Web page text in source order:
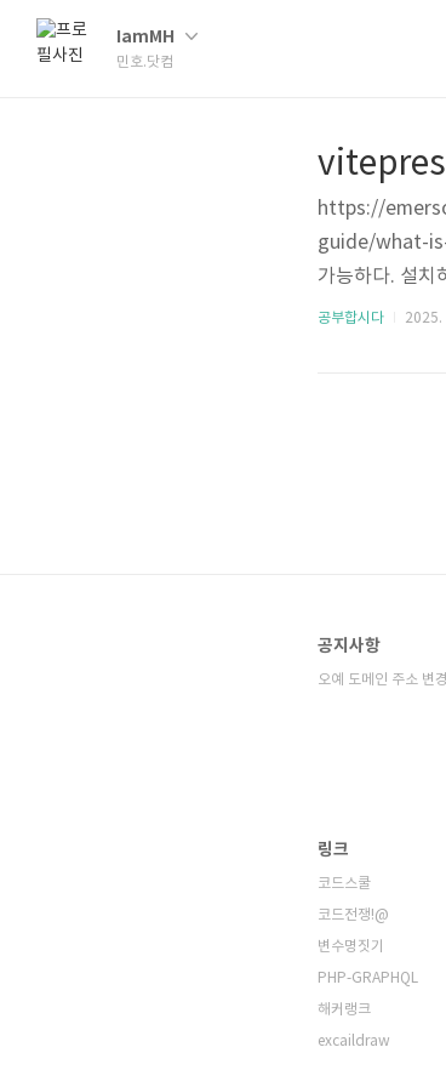
IamMH
민호.닷컴
https://
guide/what-
가능하다. 설
//npm i -D
공부합시다 2025.
공지사항
오예 도메인 주소 변경
링크
코드스쿨
코드전쟁!@
변수명짓기
PHP-GRAPHQL
해커랭크
excaildraw